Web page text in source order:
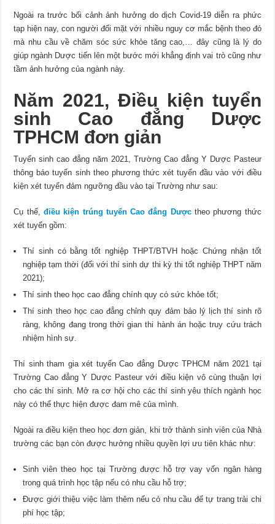
Ngoài ra trước bối cảnh ảnh hưởng do dịch Covid-19 diễn ra phức
tạp hiện nay, con người đối mặt với nhiều nguy cơ mắc bệnh theo đó
mà nhu cầu về chăm sóc sức khỏe tăng cao,… đây cũng là lý do
giúp ngành Dược tiến lên một bước mới khẳng định vai trò cũng như
tầm ảnh hưởng của ngành này.
Năm 2021, Điều kiện tuyển
sinh Cao đẳng Dược
TPHCM đơn giản
Tuyển sinh cao đẳng năm 2021, Trường Cao đẳng Y Dược Pasteur
thông báo tuyển sinh theo phương thức xét tuyển đầu vào với điều
kiện xét tuyển đảm ngưỡng đầu vào tại Trường như sau:
Cụ thể, điều kiện trúng tuyển Cao đẳng Dượctheo phương thức
xét tuyển gồm:
Thí sinh có bằng tốt nghiệp THPT/BTVH hoặc Chứng nhận tốt
nghiệp tạm thời (đối với thí sinh dự thi kỳ thi tốt nghiệp THPT năm
2021);
Thí sinh theo học cao đẳng chính quy có sức khỏe tốt;
Thí sinh theo học cao đẳng chỉnh quy đảm bảo lý lịch thí sinh rõ
ràng, không đang trong thời gian thi hành án hoặc truy cứu trách
nhiệm hình sự.
Thí sinh tham gia xét tuyển Cao đẳng Dược TPHCM năm 2021 tại
Trường Cao đẳng Y Dược Pasteur với điều kiện vô cùng thuận lợi
cho các thí sinh. Mở ra cơ hội cho các thí sinh yêu thích ngành học
này có thể thực hiện được đam mê của mình.
Ngoài ra điều kiện theo học đơn giản, khi trở thành sinh viên của Nhà
trường các bạn còn được hưởng nhiều quyền lợi ưu tiên khác như:
Sinh viên theo học tại Trường được hỗ trợ vay vốn ngân hàng
trong quá trình học tập nếu có nhu cầu hỗ trợ;
Được giới thiệu việc làm thêm nếu có nhu cầu để tự trang trải chi
phí học tập;